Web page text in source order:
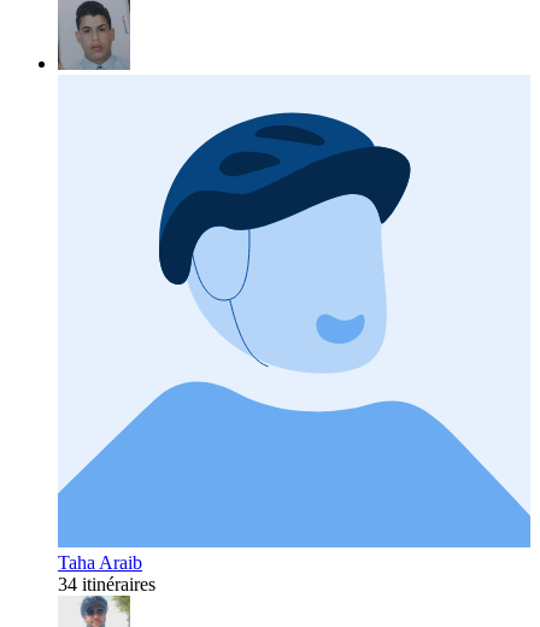
Taha Araib
34 itinéraires